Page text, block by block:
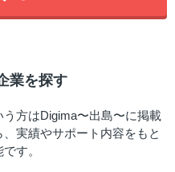
業を探す
方はDigima〜出島〜に掲載
実績やサポート内容をもと
す。